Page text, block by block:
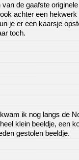
de gaafste originele
achter een hekwerk
je er een kaarsje
toch.
ik nog langs de
klein beeldje, een
gestolen beeldje.